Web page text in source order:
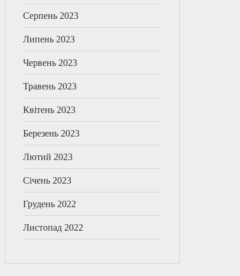
Серпень 2023
Липень 2023
Червень 2023
Травень 2023
Квітень 2023
Березень 2023
Лютий 2023
Січень 2023
Грудень 2022
Листопад 2022